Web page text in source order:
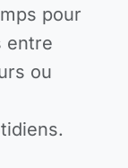
minutes,
pour
entre
ou